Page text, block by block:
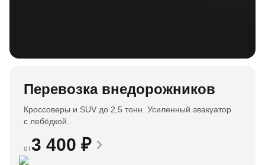
Перевозка внедорожников
Кроссоверы и SUV до 2,5 тонн. Усиленный эвакуатор
с лебёдкой.
от3 400 ₽